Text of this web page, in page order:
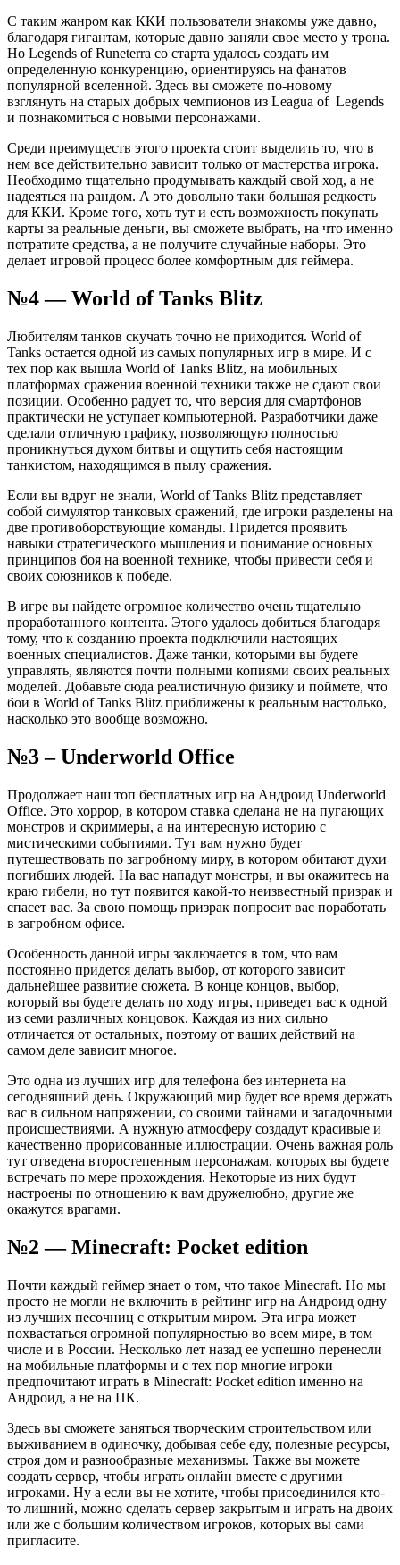
С таким жанром как ККИ пользователи знакомы уже давно,
благодаря гигантам, которые давно заняли свое место у трона.
Но Legends of Runeterra со старта удалось создать им
определенную конкуренцию, ориентируясь на фанатов
популярной вселенной. Здесь вы сможете по-новому
взглянуть на старых добрых чемпионов из Leagua of Legends
и познакомиться с новыми персонажами.
Среди преимуществ этого проекта стоит выделить то, что в
нем все действительно зависит только от мастерства игрока.
Необходимо тщательно продумывать каждый свой ход, а не
надеяться на рандом. А это довольно таки большая редкость
для ККИ. Кроме того, хоть тут и есть возможность покупать
карты за реальные деньги, вы сможете выбрать, на что именно
потратите средства, а не получите случайные наборы. Это
делает игровой процесс более комфортным для геймера.
№4 — World of Tanks Blitz
Любителям танков скучать точно не приходится. World of
Tanks остается одной из самых популярных игр в мире. И с
тех пор как вышла World of Tanks Blitz, на мобильных
платформах сражения военной техники также не сдают свои
позиции. Особенно радует то, что версия для смартфонов
практически не уступает компьютерной. Разработчики даже
сделали отличную графику, позволяющую полностью
проникнуться духом битвы и ощутить себя настоящим
танкистом, находящимся в пылу сражения.
Если вы вдруг не знали, World of Tanks Blitz представляет
собой симулятор танковых сражений, где игроки разделены на
две противоборствующие команды. Придется проявить
навыки стратегического мышления и понимание основных
принципов боя на военной технике, чтобы привести себя и
своих союзников к победе.
В игре вы найдете огромное количество очень тщательно
проработанного контента. Этого удалось добиться благодаря
тому, что к созданию проекта подключили настоящих
военных специалистов. Даже танки, которыми вы будете
управлять, являются почти полными копиями своих реальных
моделей. Добавьте сюда реалистичную физику и поймете, что
бои в World of Tanks Blitz приближены к реальным настолько,
насколько это вообще возможно.
№3 – Underworld Office
Продолжает наш топ бесплатных игр на Андроид Underworld
Office. Это хоррор, в котором ставка сделана не на пугающих
монстров и скриммеры, а на интересную историю с
мистическими событиями. Тут вам нужно будет
путешествовать по загробному миру, в котором обитают духи
погибших людей. На вас нападут монстры, и вы окажитесь на
краю гибели, но тут появится какой-то неизвестный призрак и
спасет вас. За свою помощь призрак попросит вас поработать
в загробном офисе.
Особенность данной игры заключается в том, что вам
постоянно придется делать выбор, от которого зависит
дальнейшее развитие сюжета. В конце концов, выбор,
который вы будете делать по ходу игры, приведет вас к одной
из семи различных концовок. Каждая из них сильно
отличается от остальных, поэтому от ваших действий на
самом деле зависит многое.
Это одна из лучших игр для телефона без интернета на
сегодняшний день. Окружающий мир будет все время держать
вас в сильном напряжении, со своими тайнами и загадочными
происшествиями. А нужную атмосферу создадут красивые и
качественно прорисованные иллюстрации. Очень важная роль
тут отведена второстепенным персонажам, которых вы будете
встречать по мере прохождения. Некоторые из них будут
настроены по отношению к вам дружелюбно, другие же
окажутся врагами.
№2 — Minecraft: Pocket edition
Почти каждый геймер знает о том, что такое Minecraft. Но мы
просто не могли не включить в рейтинг игр на Андроид одну
из лучших песочниц с открытым миром. Эта игра может
похвастаться огромной популярностью во всем мире, в том
числе и в России. Несколько лет назад ее успешно перенесли
на мобильные платформы и с тех пор многие игроки
предпочитают играть в Minecraft: Pocket edition именно на
Андроид, а не на ПК.
Здесь вы сможете заняться творческим строительством или
выживанием в одиночку, добывая себе еду, полезные ресурсы,
строя дом и разнообразные механизмы. Также вы можете
создать сервер, чтобы играть онлайн вместе с другими
игроками. Ну а если вы не хотите, чтобы присоединился кто-
то лишний, можно сделать сервер закрытым и играть на двоих
или же с большим количеством игроков, которых вы сами
пригласите.